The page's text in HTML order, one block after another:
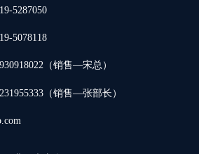
5287050
5078118
（销售—宋总）
（销售—张部长）